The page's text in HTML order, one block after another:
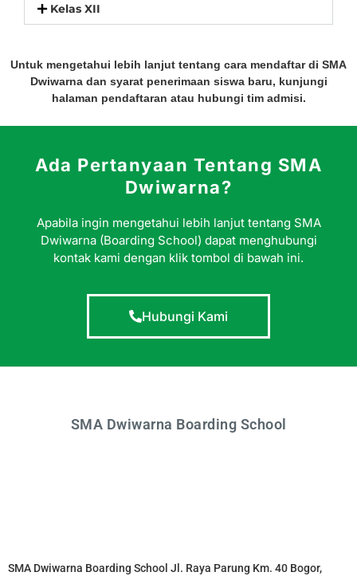
Kelas XII
Untuk mengetahui lebih lanjut tentang cara mendaftar di SMA
Dwiwarna dan syarat penerimaan siswa baru, kunjungi
halaman pendaftaran atau hubungi tim admisi.
Ada Pertanyaan Tentang SMA
Dwiwarna?
Apabila ingin mengetahui lebih lanjut tentang SMA
Dwiwarna (Boarding School) dapat menghubungi
kontak kami dengan klik tombol di bawah ini.
Hubungi Kami
SMA Dwiwarna Boarding School
SMA Dwiwarna Boarding School Jl. Raya Parung Km. 40 Bogor,